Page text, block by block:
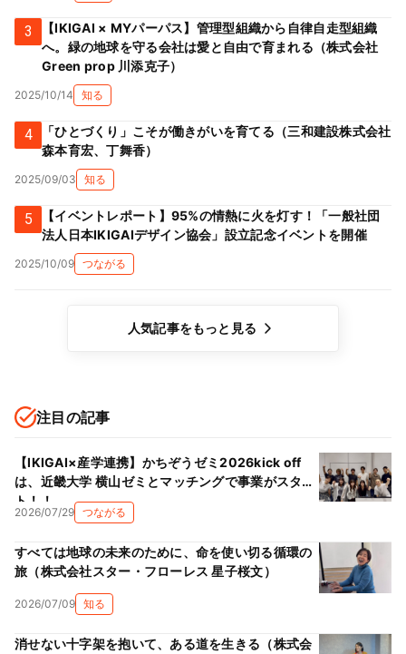
3
【IKIGAI × MYパーパス】管理型組織から自律自走型組織
へ。緑の地球を守る会社は愛と自由で育まれる（株式会社
Green prop 川添克子）
2025/10/14 知る
4
「ひとづくり」こそが働きがいを育てる（三和建設株式会社
森本育宏、丁舞香）
2025/09/03 知る
5
【イベントレポート】95%の情熱に火を灯す！「一般社団
法人日本IKIGAIデザイン協会」設立記念イベントを開催
2025/10/09 つながる
人気記事をもっと見る
注目の記事
【IKIGAI×産学連携】かちぞうゼミ2026kick off
は、近畿大学 横山ゼミとマッチングで事業がスター
ト！！
2026/07/29 つながる
すべては地球の未来のために、命を使い切る循環の
旅（株式会社スター・フローレス 星子桜文）
2026/07/09 知る
消せない十字架を抱いて、ある道を生きる（株式会